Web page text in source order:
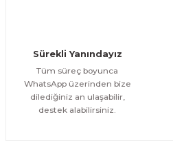
1.500,00 TL
Evinemoda
Gold Detaylı Yapraklar 3 Parça Kanvas
Sürekli Yanındayız
Tüm süreç boyunca
WhatsApp üzerinden bize
dilediğiniz an ulaşabilir,
destek alabilirsiniz.